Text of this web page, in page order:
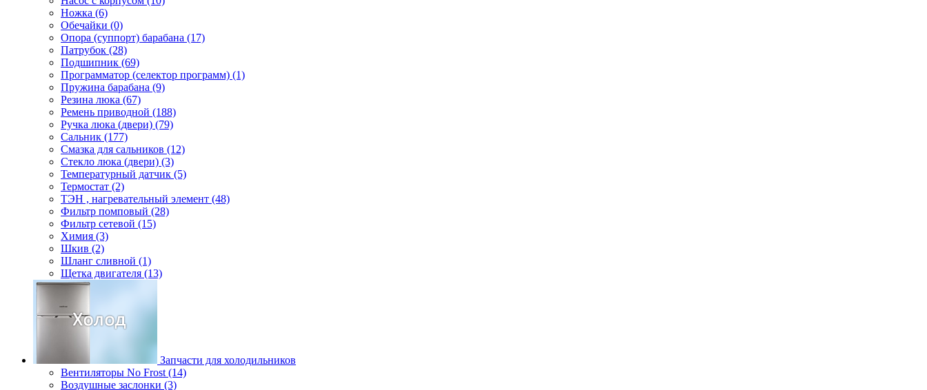
Ножка (6)
Обечайки (0)
Опора (суппорт) барабана (17)
Патрубок (28)
Подшипник (69)
Программатор (селектор программ) (1)
Пружина барабана (9)
Резина люка (67)
Ремень приводной (188)
Ручка люка (двери) (79)
Сальник (177)
Смазка для сальников (12)
Стекло люка (двери) (3)
Температурный датчик (5)
Термостат (2)
ТЭН , нагревательный элемент (48)
Фильтр помповый (28)
Фильтр сетевой (15)
Химия (3)
Шкив (2)
Шланг сливной (1)
Щетка двигателя (13)
Запчасти для холодильников
Вентиляторы No Frost (14)
Воздушные заслонки (3)